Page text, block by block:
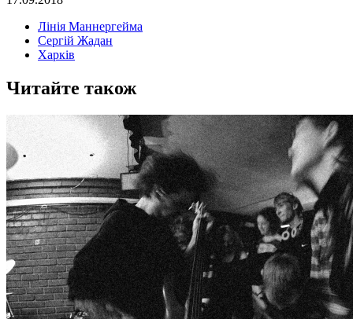
Лінія Маннергейма
Сергій Жадан
Харків
Читайте також